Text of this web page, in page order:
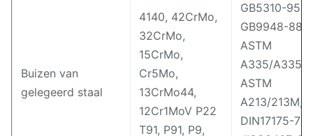
Buizen van
gelegeerd staal
4140, 42CrMo,
32CrMo,
15CrMo,
Cr5Mo,
13CrMo44,
12Cr1MoV P22
T91, P91, P9,
GB5310-95,
GB9948-88,
ASTM
A335/
ASTM
A213/213M,
DIN17175-79,